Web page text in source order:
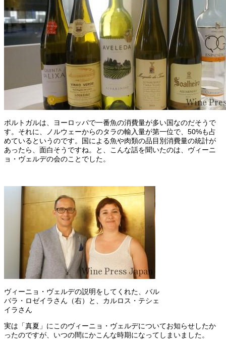
ポルトガルは、ヨーロッパで一番魚の消費量が多い国なのだそうで
す。それに、ノルウェーからのタラの輸入量が第一位で、50%も占
めているというのです。国による魚や肉類の品目別消費量の統計が
あったら、面白そうですね。と、こんな話を聞いたのは、ヴィーニ
ョ・ヴェルデの会のことでした。
ヴィーニョ・ヴェルデの説明をしてくれた、バル
バラ・ロゼイラさん（右）と、カルロス・テシェ
イラさん
実は「真夏」にこのヴィーニョ・ヴェルデについてお知らせしたか
ったのですが、いつの間にかこんな時期になってしまいました。